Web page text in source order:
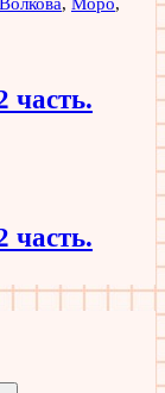
часть.
часть.